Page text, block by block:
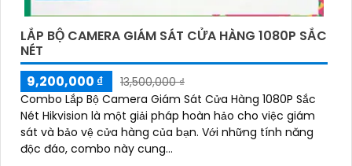
LẮP BỘ CAMERA GIÁM SÁT CỬA HÀNG 1080P SẮC
NÉT
9,200,000 ₫
13,500,000 ₫
Combo Lắp Bộ Camera Giám Sát Cửa Hàng 1080P Sắc
Nét Hikvision là một giải pháp hoàn hảo cho việc giám
sát và bảo vệ cửa hàng của bạn. Với những tính năng
độc đáo, combo này cung...